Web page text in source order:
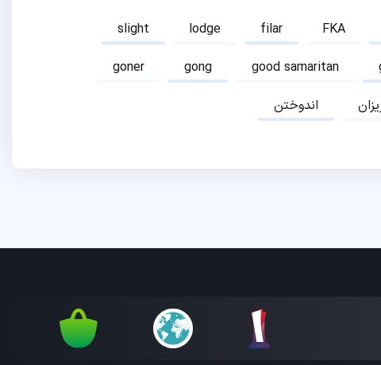
slight lodge filar FKA
goner
gong good samaritan
اندوختن